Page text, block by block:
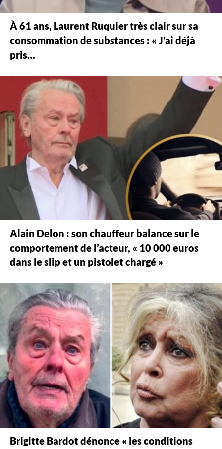
À 61 ans, Laurent Ruquier très clair sur sa
consommation de substances : « J’ai déjà
pris…
Alain Delon : son chauffeur balance sur le
comportement de l’acteur, « 10 000 euros
dans le slip et un pistolet chargé »
Brigitte Bardot dénonce « les conditions